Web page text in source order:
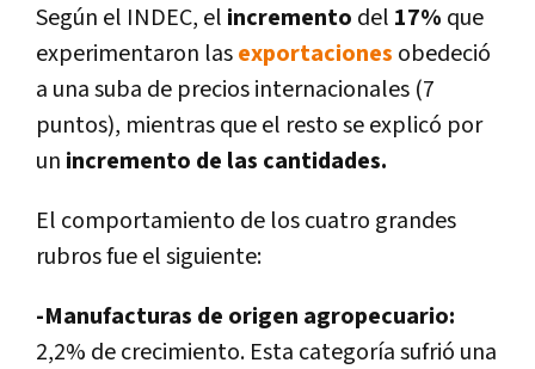
Según el INDEC, el incremento del 17% que
experimentaron lasexportaciones obedeció
a una suba de precios internacionales (7
puntos), mientras que el resto se explicó por
un incremento de las cantidades.
El comportamiento de los cuatro grandes
rubros fue el siguiente:
-Manufacturas de origen agropecuario:
2,2% de crecimiento. Esta categorí­a sufrió una